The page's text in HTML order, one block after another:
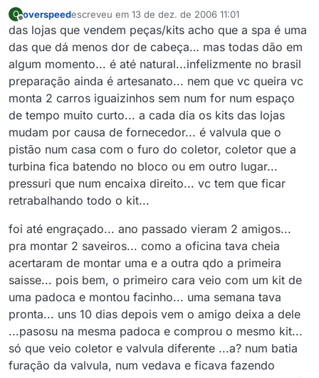
O
Offline
overspeedescreveu em 13 de dez. de 2006 11:01
última edição por
das lojas que vendem peças/kits acho que a spa é uma
das que dá menos dor de cabeça… mas todas dão em
algum momento... é até natural...infelizmente no brasil
preparação ainda é artesanato... nem que vc queira vc
monta 2 carros iguaizinhos sem num for num espaço
de tempo muito curto... a cada dia os kits das lojas
mudam por causa de fornecedor... é valvula que o
pistão num casa com o furo do coletor, coletor que a
turbina fica batendo no bloco ou em outro lugar...
pressuri que num encaixa direito... vc tem que ficar
retrabalhando todo o kit...
foi até engraçado... ano passado vieram 2 amigos...
pra montar 2 saveiros... como a oficina tava cheia
acertaram de montar uma e a outra qdo a primeira
saisse... pois bem, o primeiro cara veio com um kit de
uma padoca e montou facinho... uma semana tava
pronta... uns 10 dias depois vem o amigo deixa a dele
...pasosu na mesma padoca e comprou o mesmo kit...
só que veio coletor e valvula diferente ...a? num batia
furação da valvula, num vedava e ficava fazendo